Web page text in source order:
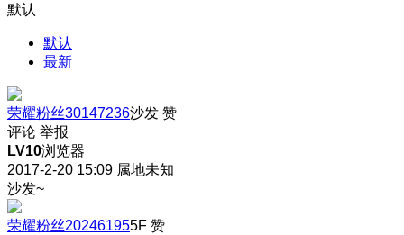
默认
默认
最新
荣耀粉丝30147236沙发 赞
评论 举报
LV10浏览器
2017-2-20 15:09 属地未知
沙发~
荣耀粉丝202461955F 赞